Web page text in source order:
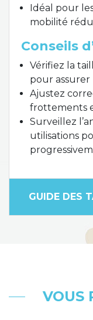
Idéal pour
mobilité
Conseils
Vérifiez la
pour
Ajustez
frottements
Surveillez
utilisations
GUIDE DES
VOUS